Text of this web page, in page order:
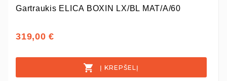
Gartraukis ELICA BOXIN LX/BL MAT/A/60
319,00 €
Į KREPŠELĮ